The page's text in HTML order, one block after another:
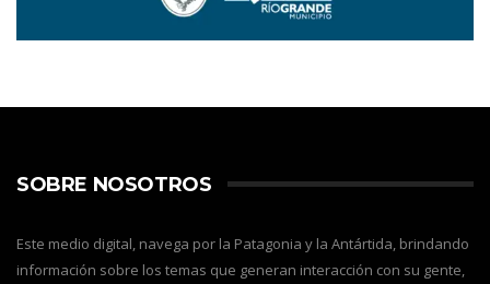
SOBRE NOSOTROS
Este medio digital, navega por la Patagonia y la Antártida, brindando
información sobre los temas que generan interacción con su gente,